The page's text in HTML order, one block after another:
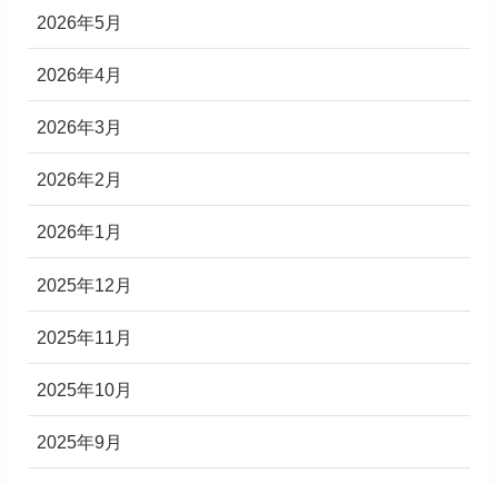
2026年5月
2026年4月
2026年3月
2026年2月
2026年1月
2025年12月
2025年11月
2025年10月
2025年9月